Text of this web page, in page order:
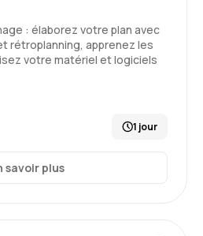
: élaborez votre plan avec
rétroplanning, apprenez les
votre matériel et logiciels
1 jour
savoir plus